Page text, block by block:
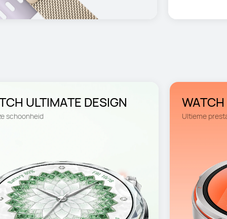
schoonheid Ultieme